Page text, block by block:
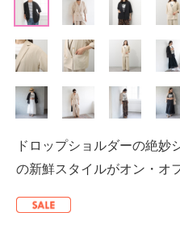
ドロップショルダーの絶妙
の新鮮スタイルがオン・オ